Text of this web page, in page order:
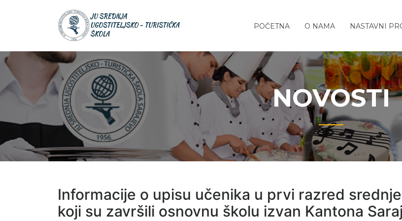
UGOSTITELJSKO-
ŠKOLA
POČETNA O NAMA NASTAVNI
NOVOSTI
Informacije o upisu učenika u prvi razred
koji su završili osnovnu školu izvan Kantona